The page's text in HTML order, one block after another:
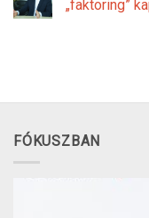
„faktoring”
FÓKUSZBAN